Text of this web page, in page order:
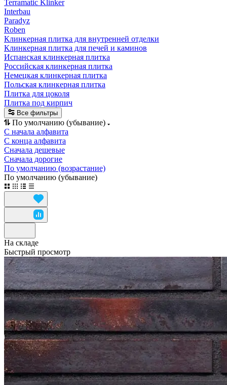
Terramatic Klinker
Interbau
Paradyz
Roben
Клинкерная плитка для внутренней отделки
Клинкерная плитка для печей и каминов
Испанская клинкерная плитка
Российская клинкерная плитка
Немецкая клинкерная плитка
Польская клинкерная плитка
Плитка для цоколя
Плитка под кирпич
Все фильтры
По умолчанию (убывание)
С начала алфавита
С конца алфавита
Сначала дешевые
Сначала дорогие
По умолчанию (возрастание)
По умолчанию (убывание)
На складе
Быстрый просмотр